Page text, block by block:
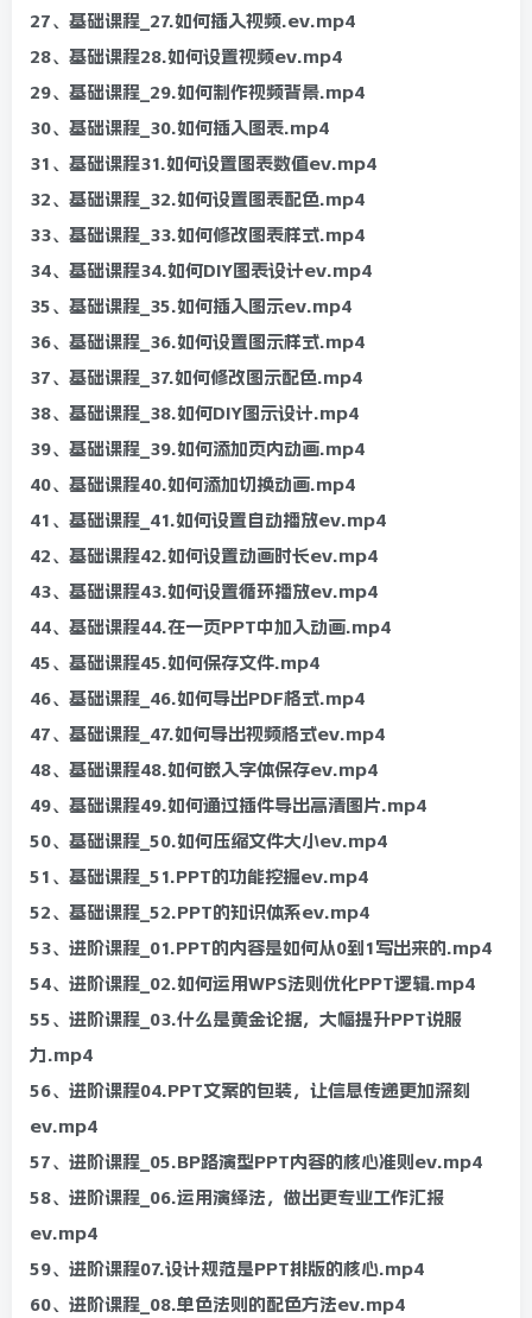
27、基础课程_27.如何插入视频.ev.mp4
28、基础课程28.如何设置视频ev.mp4
29、基础课程_29.如何制作视频背景.mp4
30、基础课程_30.如何插入图表.mp4
31、基础课程31.如何设置图表数值ev.mp4
32、基础课程_32.如何设置图表配色.mp4
33、基础课程_33.如何修改图表样式.mp4
34、基础课程34.如何DIY图表设计ev.mp4
35、基础课程_35.如何插入图示ev.mp4
36、基础课程_36.如何设置图示样式.mp4
37、基础课程_37.如何修改图示配色.mp4
38、基础课程_38.如何DIY图示设计.mp4
39、基础课程_39.如何添加页内动画.mp4
40、基础课程40.如何添加切换动画.mp4
41、基础课程_41.如何设置自动播放ev.mp4
42、基础课程42.如何设置动画时长ev.mp4
43、基础课程43.如何设置循环播放ev.mp4
44、基础课程44.在一页PPT中加入动画.mp4
45、基础课程45.如何保存文件.mp4
46、基础课程_46.如何导出PDF格式.mp4
47、基础课程_47.如何导出视频格式ev.mp4
48、基础课程48.如何嵌入字体保存ev.mp4
49、基础课程49.如何通过插件导出高清图片.mp4
50、基础课程_50.如何压缩文件大小ev.mp4
51、基础课程_51.PPT的功能挖掘ev.mp4
52、基础课程_52.PPT的知识体系ev.mp4
53、进阶课程_01.PPT的内容是如何从0到1写出来的.mp4
54、进阶课程_02.如何运用WPS法则优化PPT逻辑.mp4
55、进阶课程_03.什么是黄金论据，大幅提升PPT说服
力.mp4
56、进阶课程04.PPT文案的包装，让信息传递更加深刻
ev.mp4
57、进阶课程_05.BP路演型PPT内容的核心准则ev.mp4
58、进阶课程_06.运用演绎法，做出更专业工作汇报
ev.mp4
59、进阶课程07.设计规范是PPT排版的核心.mp4
60、进阶课程_08.单色法则的配色方法ev.mp4